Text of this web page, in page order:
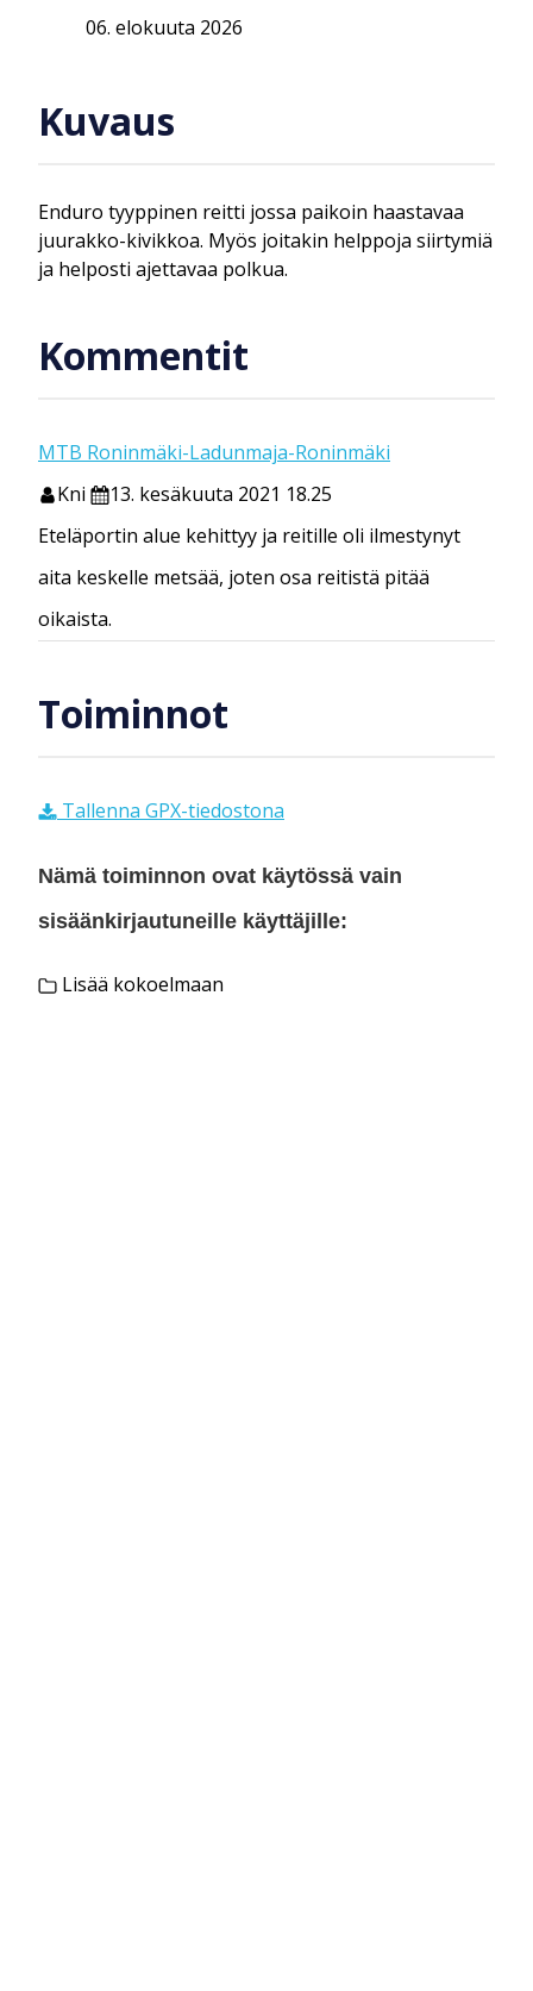
06. elokuuta 2026
Kuvaus
Enduro tyyppinen reitti jossa paikoin haastavaa
juurakko-kivikkoa. Myös joitakin helppoja siirtymiä
ja helposti ajettavaa polkua.
Kommentit
MTB Roninmäki-Ladunmaja-Roninmäki
Kni
13. kesäkuuta 2021 18.25
Eteläportin alue kehittyy ja reitille oli ilmestynyt
aita keskelle metsää, joten osa reitistä pitää
oikaista.
Toiminnot
Tallenna GPX-tiedostona
Nämä toiminnon ovat käytössä vain
sisäänkirjautuneille käyttäjille:
Lisää kokoelmaan